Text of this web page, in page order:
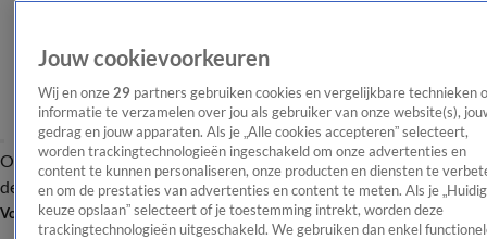
OverzichtAfleveringen Entertainment TV Algemeen
Tip
de redactieNieuwsbrief
Volg Shownieuws
Jouw cookievoorkeuren
Wij en onze 29 partners gebruiken cookies en vergelijkbare technieken
informatie te verzamelen over jou als gebruiker van onze website(s),
gedrag en jouw apparaten. Als je „Alle cookies accepteren” selecteert,
worden trackingtechnologieën ingeschakeld om onze advertenties en
content te kunnen personaliseren, onze producten en diensten te
en om de prestaties van advertenties en content te meten. Als je
keuze opslaan” selecteert of je toestemming intrekt, worden deze
trackingtechnologieën uitgeschakeld. We gebruiken dan enkel